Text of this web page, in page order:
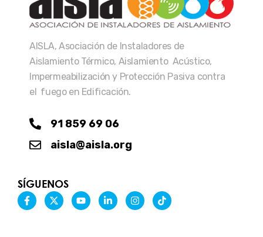
AISLA, Asociación de Instaladores de
Aislamiento Térmico, Aislamiento Acústico,
Impermeabilización y Protección Pasiva contra
el fuego en Edificación.
91 859 69 06
aisla@aisla.org
SÍGUENOS
F
a
X
-
Y
o
L
i
I
n
T
i